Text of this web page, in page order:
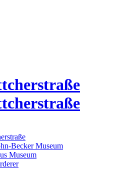
Becker Museum
Museum